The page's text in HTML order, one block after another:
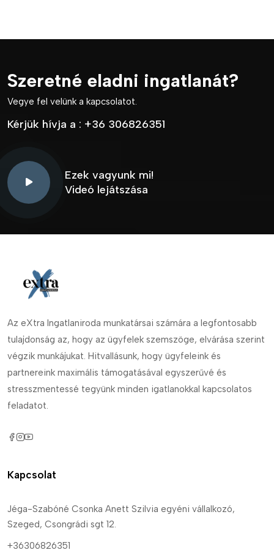
Szeretné eladni ingatlanát?
Vegye fel velünk a kapcsolatot.
Kérjük hívja a : +36 306826351
Ezek vagyunk mi!
Videó lejátszása
Az eXtra Ingatlaniroda munkatársai számára a legfontosabb
tulajdonság az, hogy az ügyfelek szemszöge, elvárása szerint
végzik munkájukat. Hitvallásunk, hogy ügyfeleink és
partnereink maximális támogatásával egyszerűvé és
stresszmentessé tegyünk minden igatlanokkal kapcsolatos
feladatot.
Kapcsolat
Jéga-Szabóné Csonka Anett Szilvia egyéni vállalkozó,
Szeged, Csongrádi sgt 12.
+36306826351